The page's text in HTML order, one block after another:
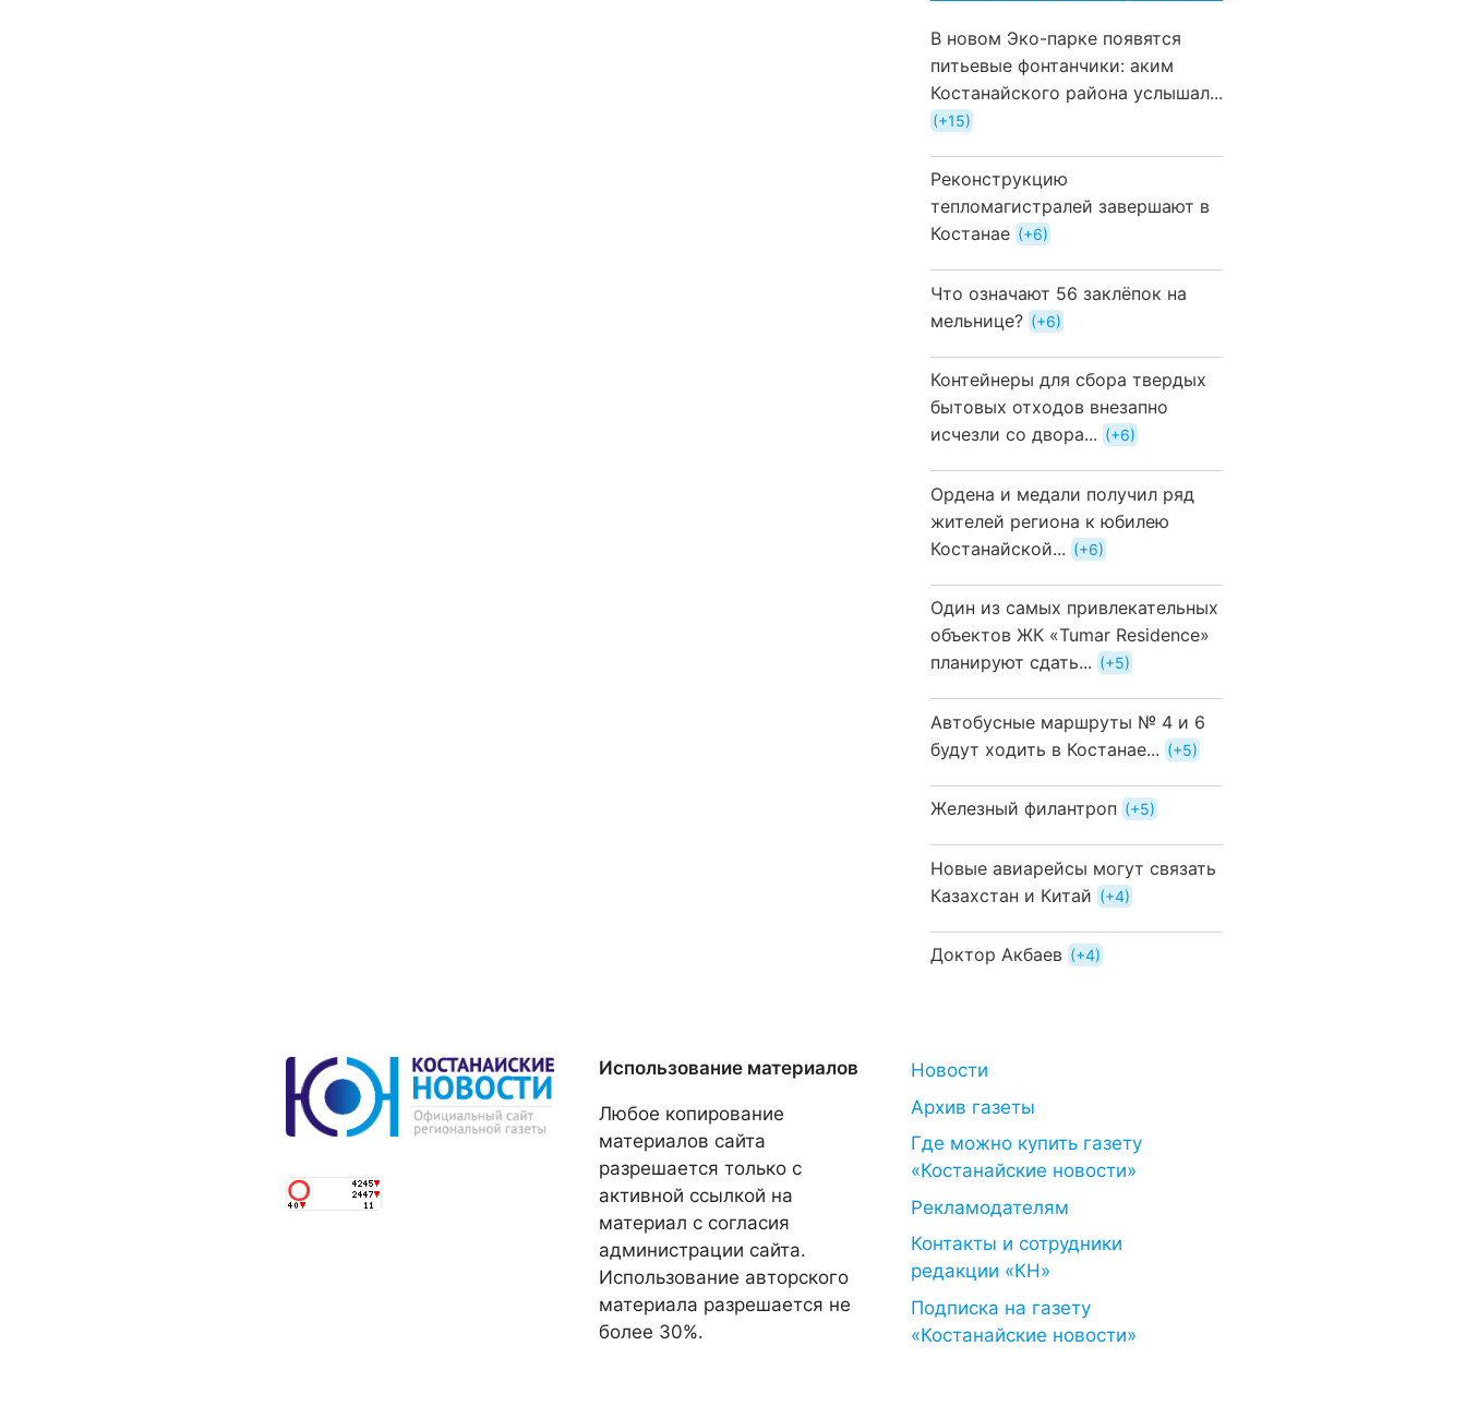
В новом Эко-парке появятся
питьевые фонтанчики: аким
Костанайского района услышал...
+15
Реконструкцию
тепломагистралей завершают в
Костанае
+6
Что означают 56 заклёпок на
мельнице?
+6
Контейнеры для сбора твердых
бытовых отходов внезапно
исчезли со двора...
+6
Ордена и медали получил ряд
жителей региона к юбилею
Костанайской...
+6
Один из самых привлекательных
объектов ЖК «Tumar Residence»
планируют сдать...
+5
Автобусные маршруты № 4 и 6
будут ходить в Костанае...
+5
Железный филантроп +5
Новые авиарейсы могут связать
Казахстан и Китай
+4
Доктор Акбаев +4
Использование материалов
Любое копирование
материалов сайта
разрешается только с
активной ссылкой на
материал с согласия
администрации сайта.
Использование авторского
материала разрешается не
более 30%.
Новости
Архив газеты
Где можно купить газету
«Костанайские новости»
Рекламодателям
Контакты и сотрудники
редакции «КН»
Подписка на газету
«Костанайские новости»